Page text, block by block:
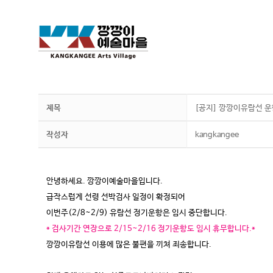
제목 [공지] 깡깡이유람선
작성자 kangkangee
안녕하세요. 깡깡이예술마을입니다.
급작스럽게 선령 선박검사 일정이 확정되어
이번주(2/8~2/9) 유람선 정기운항은 임시 중단합니다.
* 검사기간 연장으로 2/15~2/16 정기운항도 임시 휴무합니다.*
깡깡이유람선 이용에 많은 불편을 끼쳐 죄송합니다.